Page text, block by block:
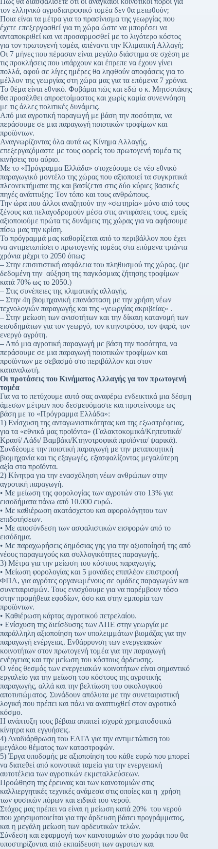
τον ελληνικό αγροδιατροφικό τομέα δεν θα μειωθούν;
Ποια είναι τα μέτρα για το πρασίνισμα της γεωργίας που
έχετε επεξεργασθεί για τη χώρα ώστε να μπορέσει να
ανταποκριθεί και να προσαρμοσθεί με το λιγότερο κόστος
για τον πρωτογενή τομέα, απέναντι την Κλιματική Αλλαγή;
Οι 7 μήνες που πέρασαν είναι μεγάλο διάστημα σε σχέση με
τις προκλήσεις που υπάρχουν και έπρεπε να έχουν γίνει
πολλά, αφού σε λίγες ημέρες θα ληφθούν αποφάσεις για το
μέλλον της γεωργίας στη χώρα μας για τα επόμενα 7 χρόνια.
Το θέμα είναι εθνικό. Φοβάμαι πώς και εδώ ο κ. Μητσοτάκης
θα προσέλθει απροετοίμαστος και χωρίς καμία συνεννόηση
με τις άλλες πολιτικές δυνάμεις.
Από μια αγροτική παραγωγή με βάση την ποσότητα, να
περάσουμε σε μια παραγωγή ποιοτικών τροφίμων και
προϊόντων.
Αναγνωρίζοντας όλα αυτά ως Κίνημα Αλλαγής,
επεξεργαζόμαστε με τους φορείς του πρωτογενή τομέα τις
κινήσεις του αύριο.
Με το «Πρόγραμμα Ελλάδα» στοχεύουμε σε νέο εθνικό
παραγωγικό μοντέλο της χώρας που αξιοποιεί τα συγκριτικά
πλεονεκτήματα της και βασίζεται στις δύο κύριες βασικές
πηγές ανάπτυξης: Τον τόπο και τους ανθρώπους.
Την ώρα που άλλοι αναζητούν την «σωτηρία» μόνο από τους
ξένους και πελαγοδρομούν μέσα στις αντιφάσεις τους, εμείς
αξιοποιούμε πρώτα τις δυνάμεις της χώρας για να αφήσουμε
πίσω μας την κρίση.
Το πρόγραμμά μας καθορίζεται από το περιβάλλον που έχει
να αντιμετωπίσει ο πρωτογενής τομέας στα επόμενα τριάντα
χρόνια μέχρι το 2050 όπως:
– Στην επισιτιστική ασφάλεια του πληθυσμού της χώρας. (με
δεδομένη την αύξηση της παγκόσμιας ζήτησης τροφίμων
κατά 70% ως το 2050.)
– Στις συνέπειες της κλιματικής αλλαγής.
– Στην 4η βιομηχανική επανάσταση με την χρήση νέων
τεχνολογιών παραγωγής και της «γεωργίας ακριβείας» .
– Στην μείωση των ανισοτήτων και την δίκαιη κατανομή των
εισοδημάτων για τον γεωργό, τον κτηνοτρόφο, τον ψαρά, τον
ενεργό αγρότη.
– Από μια αγροτική παραγωγή με βάση την ποσότητα, να
περάσουμε σε μια παραγωγή ποιοτικών τροφίμων και
προϊόντων με σεβασμό στο περιβάλλον και στον
καταναλωτή.
Οι προτάσεις του Κινήματος Αλλαγής γα τον πρωτογενή
τομέα
Για να το πετύχουμε αυτό σας αναφέρω ενδεικτικά μια δέσμη
άμεσων μέτρων που δεσμευόμαστε και προτείνουμε ως
βάση με το «Πρόγραμμα Ελλάδα»:
1) Ενίσχυση της ανταγωνιστικότητας και της εξωστρέφειας,
για τα «εθνικά μας προϊόντα» (Γαλακτοκομικά/Κηπευτικά/
Κρασί/ Λάδι/ Βαμβάκι/Κτηνοτροφικά προϊόντα/ ψαρικά).
Συνδέουμε την ποιοτική παραγωγή με την μεταποιητική
βιομηχανία και τις εξαγωγές, εξασφαλίζοντας μεγαλύτερη
αξία στα προϊόντα.
2) Κίνητρα για την ενασχόληση νέων ανθρώπων στην
αγροτική παραγωγή.
• Με μείωση της φορολογίας των αγροτών στο 13% για
εισοδήματα πάνω από 10.000 ευρώ.
• Με καθιέρωση ακατάσχετου και αφορολόγητου των
επιδοτήσεων.
• Με αποσύνδεση των ασφαλιστικών εισφορών από το
εισόδημα.
• Με παραχωρήσεις δημόσιας γης για την αξιοποίησή της από
νέους παραγωγούς και συλλογικότητες παραγωγής.
3) Μέτρα για την μείωση του κόστους παραγωγής.
• Μείωση φορολογίας και 5 μονάδες επιπλέον επιστροφή
ΦΠΑ, για αγρότες οργανωμένους σε ομάδες παραγωγών και
συνεταιρισμών. Τους ενισχύουμε για να παρέμβουν τόσο
στην προμήθεια εφοδίων, όσο και στην εμπορία των
προϊόντων.
• Καθιέρωση κάρτας αγροτικού πετρελαίου.
• Ενίσχυση της διείσδυσης των ΑΠΕ στην γεωργία με
παράλληλη αξιοποίηση των υπολειμμάτων βιομάζας για την
παραγωγή ενέργειας. Ενθάρρυνση των ενεργειακών
κοινοτήτων στον πρωτογενή τομέα για την παραγωγή
ενέργειας και την μείωση του κόστους άρδευσης.
Ο νέος θεσμός των ενεργειακών κοινοτήτων είναι σημαντικό
εργαλείο για την μείωση του κόστους της αγροτικής
παραγωγής, αλλά και την βελτίωση του οικολογικού
αποτυπώματος. Συνάδουν απόλυτα με την συνεταιριστική
λογική που πρέπει και πάλι να αναπτυχθεί στον αγροτικό
κόσμο.
Η ανάπτυξη τους βέβαια απαιτεί ισχυρά χρηματοδοτικά
κίνητρα και εγγυήσεις.
4) Αναδιάρθρωση του ΕΛΓΑ για την αντιμετώπιση του
μεγάλου θέματος των καταστροφών.
5) Έργα υποδομής με αξιοποίηση του κάθε ευρώ που μπορεί
να διατεθεί από κοινοτικά ταμεία για την ενεργειακή
αυτοτέλεια των αγροτικών εκμεταλλεύσεων.
Προώθηση της έρευνας και των καινοτομιών στις
καλλιεργητικές τεχνικές ανάμεσα στις οποίες και η χρήση
των φυσικών πόρων και ειδικά του νερού.
Στόχος μας πρέπει να είναι η μείωση κατά 20% του νερού
που χρησιμοποιείται για την άρδευση βάσει προγράμματος,
και η μεγάλη μείωση των αρδευτικών τελών.
Σύνδεση και εφαρμογή των καινοτομιών στο χωράφι που θα
υποστηρίζονται από εκπαίδευση των αγροτών και